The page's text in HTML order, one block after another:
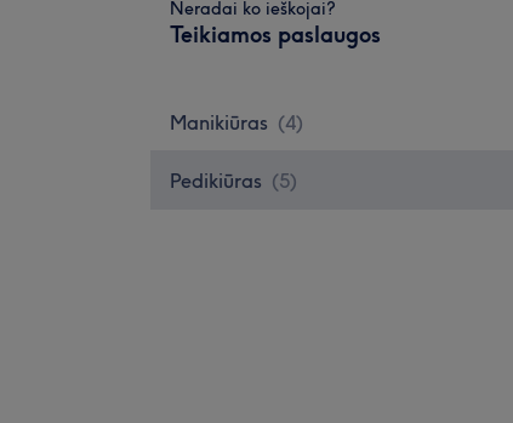
Neradai ko ieškojai?
Teikiamos paslaugos
Manikiūras (4)
Pedikiūras (5)